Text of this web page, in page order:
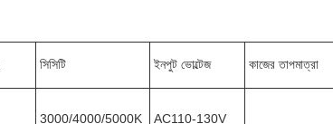
সিসিটি ইনপুট ভোল্টেজ কাজের তাপমাত্রা
3000/4000/5000K AC110-130V